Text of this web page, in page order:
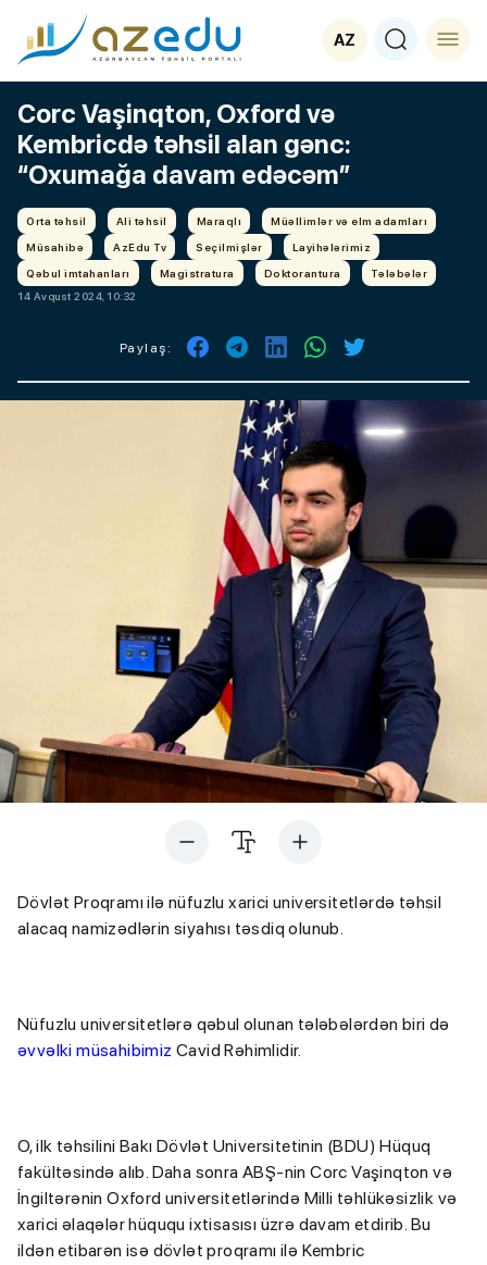
AZ
Corc Vaşinqton, Oxford və
Kembricdə təhsil alan gənc:
“Oxumağa davam edəcəm”
Orta təhsil Ali təhsil Maraqlı
Müəllimlər və elm adamları
Müsahibə
AzEdu Tv Seçilmişlər
Layihələrimiz
Qəbul imtahanları
Magistratura Doktorantura
Tələbələr
14 Avqust 2024, 10:32
Paylaş:
Dövlət Proqramı ilə nüfuzlu xarici universitetlərdə təhsil
alacaq namizədlərin siyahısı təsdiq olunub.
Nüfuzlu universitetlərə qəbul olunan tələbələrdən biri də
əvvəlki müsahibimiz Cavid Rəhimlidir.
O, ilk təhsilini Bakı Dövlət Universitetinin (BDU) Hüquq
fakültəsində alıb. Daha sonra ABŞ-nin Corc Vaşinqton və
İngiltərənin Oxford universitetlərində Milli təhlükəsizlik və
xarici əlaqələr hüququ ixtisasısı üzrə davam etdirib. Bu
ildən etibarən isə dövlət proqramı ilə Kembric